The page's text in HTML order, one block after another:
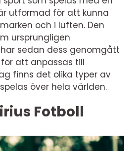
utformad för att kunna
och i luften. Den
ursprungligen
har sedan dess genomgått
att anpassas till
finns det olika typer av
över hela världen.
Fotboll